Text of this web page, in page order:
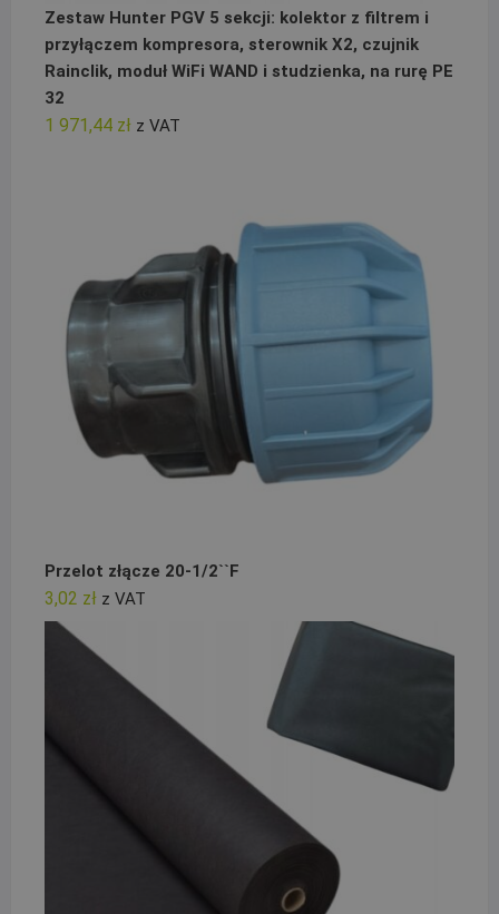
Zestaw Hunter PGV 5 sekcji: kolektor z filtrem i
przyłączem kompresora, sterownik X2, czujnik
Rainclik, moduł WiFi WAND i studzienka, na rurę PE
32
1 971,44 zł z VAT
Przelot złącze 20-1/2``F
3,02 zł z VAT